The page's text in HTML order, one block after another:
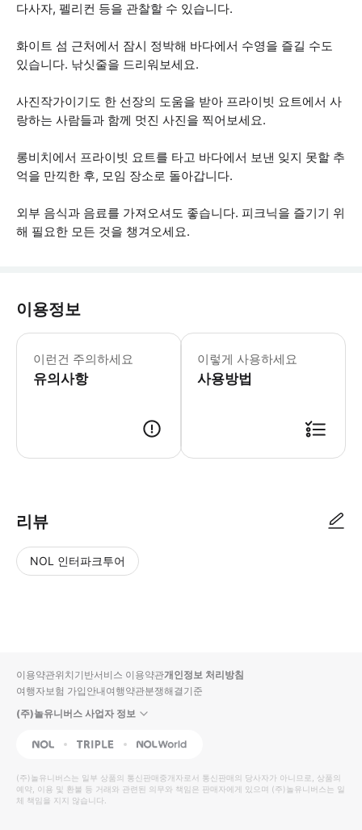
다사자, 펠리컨 등을 관찰할 수 있습니다.
화이트 섬 근처에서 잠시 정박해 바다에서 수영을 즐길 수도
있습니다. 낚싯줄을 드리워보세요.
사진작가이기도 한 선장의 도움을 받아 프라이빗 요트에서 사
랑하는 사람들과 함께 멋진 사진을 찍어보세요.
롱비치에서 프라이빗 요트를 타고 바다에서 보낸 잊지 못할 추
억을 만끽한 후, 모임 장소로 돌아갑니다.
외부 음식과 음료를 가져오셔도 좋습니다. 피크닉을 즐기기 위
해 필요한 모든 것을 챙겨오세요.
이용정보
이런건 주의하세요
유의사항
- 음식과 음료는 자유롭게 기내에 반
이렇게 사용하세요
사용방법
리뷰
NOL 인터파크투어
입니
다.
높
은
순
동
영
상
순
상
이용약관위치기반서비스 이용약관개인정보 처리방침
여행자보험 가입안내여행약관분쟁해결기준
(주)놀유니버스 사업자 정보
NOL Triple Interpark Global
(주)놀유니버스는 일부 상품의 통신판매중개자로서 통신판매의 당사자가 아니므로, 상품의
예약, 이용 및 환불 등 거래와 관련된 의무와 책임은 판매자에게 있으며 (주)놀유니버스는 일
체 책임을 지지 않습니다.